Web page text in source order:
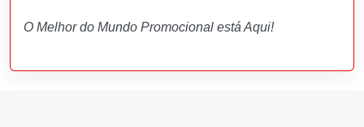
O Melhor do Mundo Promocional está Aqui!